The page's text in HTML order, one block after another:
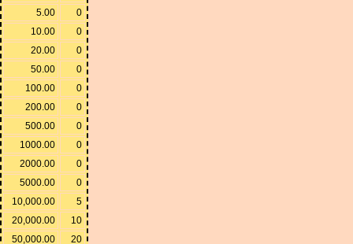
5.00
0
10.00
0
20.00
0
50.00
0
100.00
0
200.00
0
500.00
0
1000.00
0
2000.00
0
5000.00
0
10,000.00
5
20,000.00
10
50,000.00
20